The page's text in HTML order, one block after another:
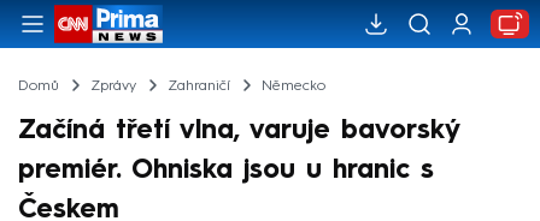
Domů Zprávy Zahraničí Německo
Začíná třetí vlna, varuje bavorský
premiér. Ohniska jsou u hranic s
Českem